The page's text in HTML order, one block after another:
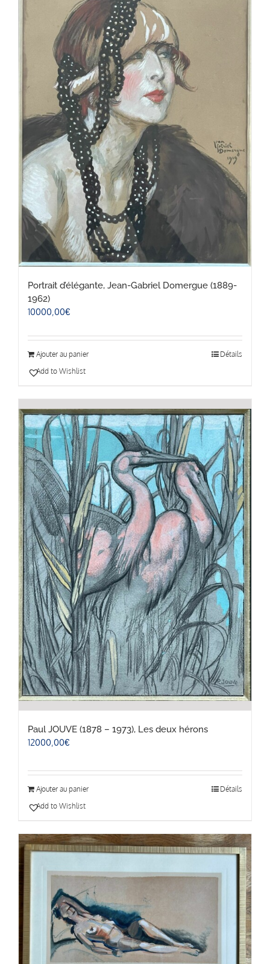
Portrait d’élégante, Jean-Gabriel Domergue (1889-
1962)
10000,00€
Ajouter au panier
Détails
Add to Wishlist
Paul JOUVE (1878 – 1973), Les deux hérons
12000,00€
Ajouter au panier
Détails
Add to Wishlist